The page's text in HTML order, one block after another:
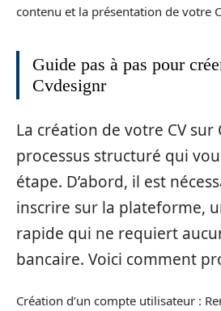
contenu et la présentation de votre
Guide pas à pas pour
Cvdesignr
La création de votre CV sur
processus structuré qui
étape. D’abord, il est
inscrire sur la plateforme,
rapide qui ne requiert
bancaire. Voici comment
Création d’un compte utilisateur :